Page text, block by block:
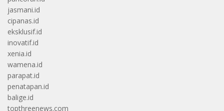
jasmani.id
cipanas.id
eksklusif.id
inovatif.id
xenia.id
wamena.id
parapat.id
penatapan.id
balige.id
topthreenews.com